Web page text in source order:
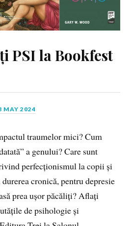
PSI la Bookfest
MAY 2024
traumelor mici? Cum
a genului? Care sunt
perfecționismul la copii și
cronică, pentru depresie
prea ușor păcăliți? Aflați
de psihologie și